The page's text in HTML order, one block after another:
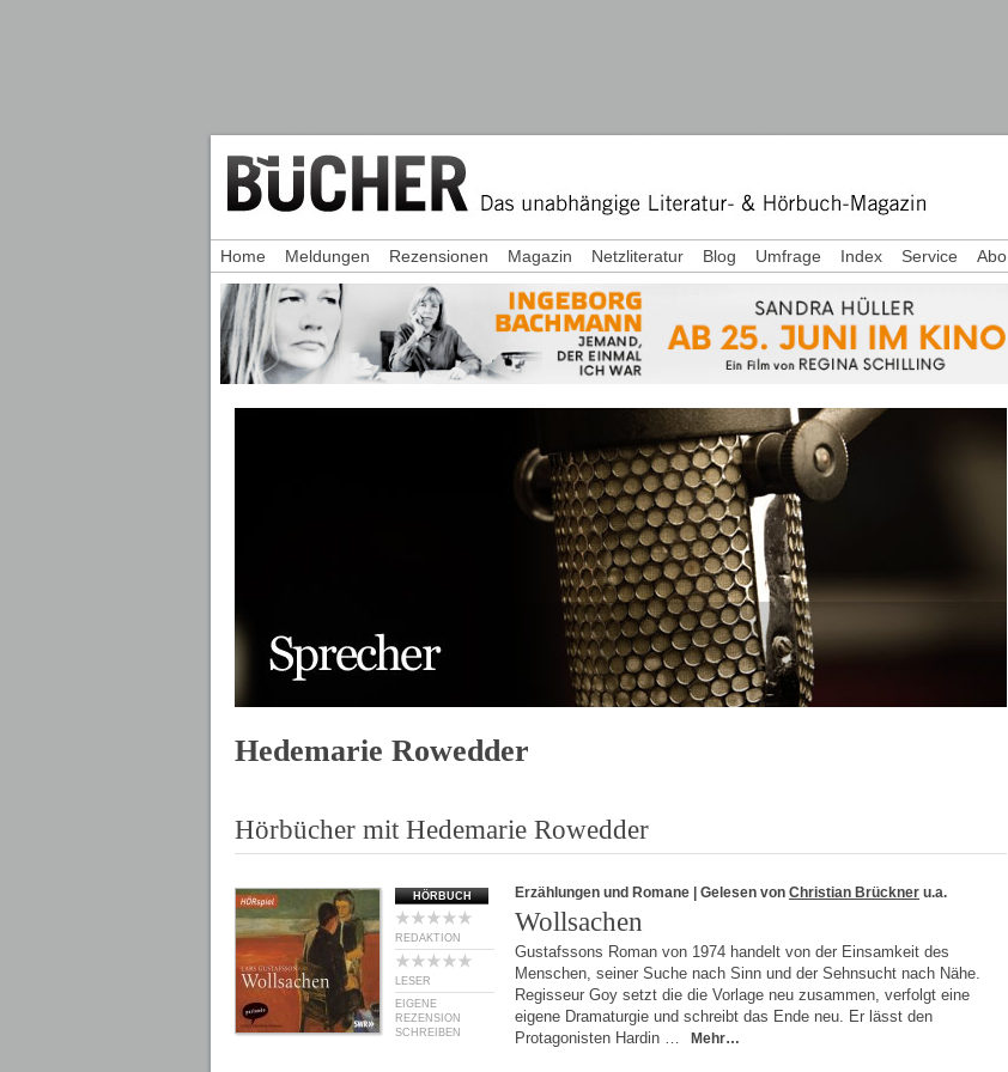
Hedemarie Rowedder
Hörbücher mit Hedemarie Rowedder
HÖRBUCH
REDAKTION
LESER
EIGENE
REZENSION
SCHREIBEN
Erzählungen und Romane | Gelesen von Christian Brückner u.a.
Wollsachen
Gustafssons Roman von 1974 handelt von der Einsamkeit des
Menschen, seiner Suche nach Sinn und der Sehnsucht nach Nähe.
Regisseur Goy setzt die die Vorlage neu zusammen, verfolgt eine
eigene Dramaturgie und schreibt das Ende neu. Er lässt den
Protagonisten Hardin …
Mehr…
Home Meldungen Rezensionen Magazin Netzliteratur Blog Umfrage Index Service Abo